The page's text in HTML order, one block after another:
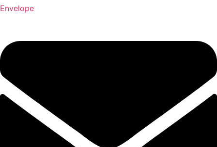
Envelope